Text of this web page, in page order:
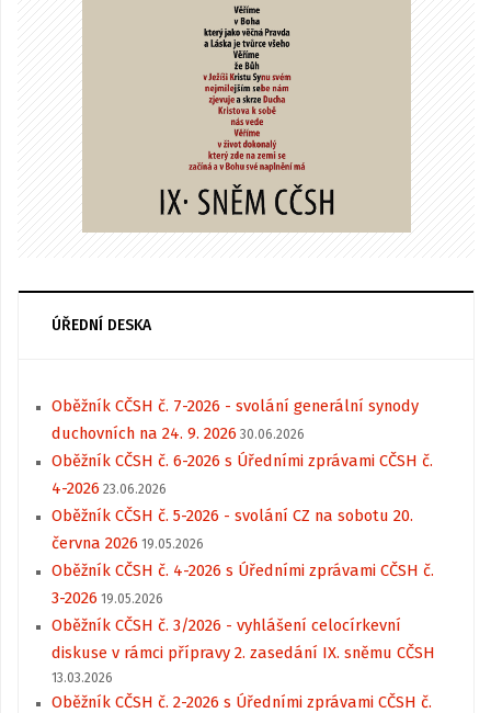
ÚŘEDNÍ DESKA
Oběžník CČSH č. 7-2026 - svolání generální synody
duchovních na 24. 9. 2026 30.06.2026
Oběžník CČSH č. 6-2026 s Úředními zprávami CČSH č.
4-2026 23.06.2026
Oběžník CČSH č. 5-2026 - svolání CZ na sobotu 20.
června 2026 19.05.2026
Oběžník CČSH č. 4-2026 s Úředními zprávami CČSH č.
3-2026 19.05.2026
Oběžník CČSH č. 3/2026 - vyhlášení celocírkevní
diskuse v rámci přípravy 2. zasedání IX. sněmu CČSH
13.03.2026
Oběžník CČSH č. 2-2026 s Úředními zprávami CČSH č.